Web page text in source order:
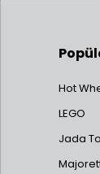
Hot
LEGO
Jada